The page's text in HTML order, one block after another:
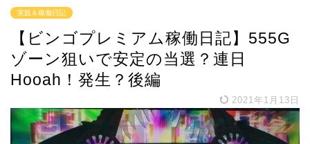
実践＆稼働日記
【ビンゴプレミアム稼働日記】555G
ゾーン狙いで安定の当選？連日
Hooah！発生？後編
2021年1月13日